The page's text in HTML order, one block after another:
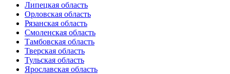
Липецкая область
Орловская область
Рязанская область
Смоленская область
Тамбовская область
Тверская область
Тульская область
Ярославская область